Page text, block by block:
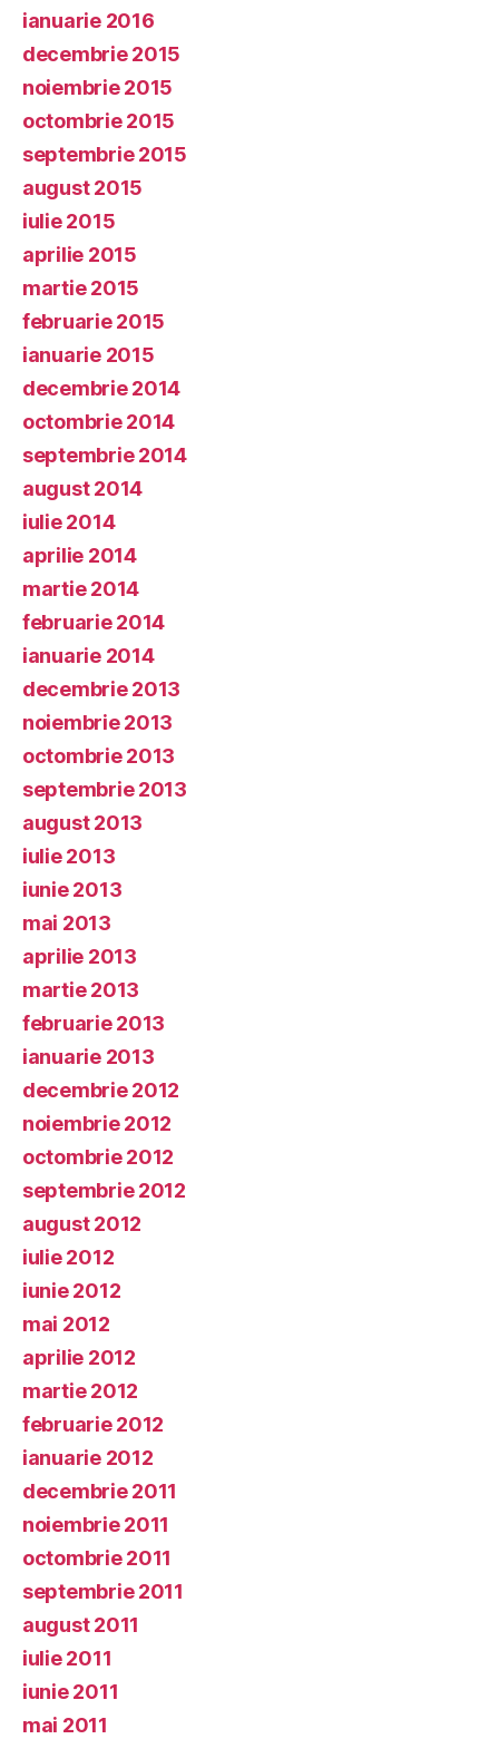
ianuarie 2016
decembrie 2015
noiembrie 2015
octombrie 2015
septembrie 2015
august 2015
iulie 2015
aprilie 2015
martie 2015
februarie 2015
ianuarie 2015
decembrie 2014
octombrie 2014
septembrie 2014
august 2014
iulie 2014
aprilie 2014
martie 2014
februarie 2014
ianuarie 2014
decembrie 2013
noiembrie 2013
octombrie 2013
septembrie 2013
august 2013
iulie 2013
iunie 2013
mai 2013
aprilie 2013
martie 2013
februarie 2013
ianuarie 2013
decembrie 2012
noiembrie 2012
octombrie 2012
septembrie 2012
august 2012
iulie 2012
iunie 2012
mai 2012
aprilie 2012
martie 2012
februarie 2012
ianuarie 2012
decembrie 2011
noiembrie 2011
octombrie 2011
septembrie 2011
august 2011
iulie 2011
iunie 2011
mai 2011